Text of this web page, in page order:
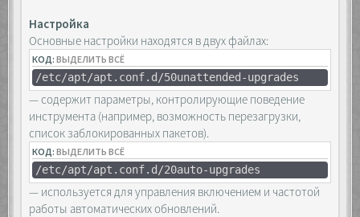
Настройка
Основные настройки находятся в двух файлах:
КОД:ВЫДЕЛИТЬ ВСЁ
/etc/apt/apt.conf.d/50unattended-upgrades
— содержит параметры, контролирующие поведение
инструмента (например, возможность перезагрузки,
список заблокированных пакетов).
КОД:ВЫДЕЛИТЬ ВСЁ
/etc/apt/apt.conf.d/20auto-upgrades
— используется для управления включением и частотой
работы автоматических обновлений.